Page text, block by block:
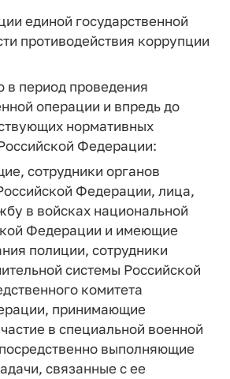
единой государственной
противодействия коррупции
в период проведения
операции и впредь до
нормативных
Федерации:
сотрудники органов
Федерации, лица,
в войсках национальной
Федерации и имеющие
полиции, сотрудники
системы Российской
комитета
принимающие
в специальной военной
выполняющие
связанные с ее